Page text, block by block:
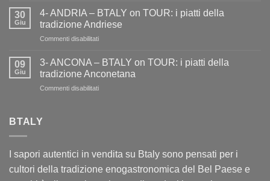
i
piatti
tradizione
AOSTA
–
BTALY
on
piatti
tradizione
30
Giu
4- ANDRIA – BTALY on TOUR: i piatti della
tradizione Andriese
Commenti disabilitatisu
ANDRIA
BTALY
on
Andriese
09
Giu
3- ANCONA – BTALY on TOUR: i piatti della
tradizione Anconetana
Commenti disabilitatisu
TOUR:
i
piatti
BTALY
I sapori autentici in vendita su Btaly sono pensati per i
cultori della tradizione enogastronomica del Bel Paese e